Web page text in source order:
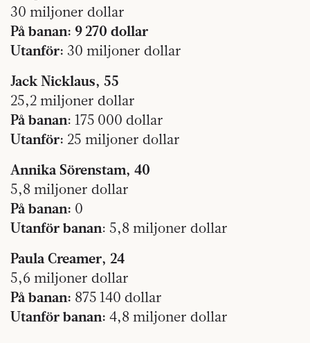
30 miljoner dollar
På banan: 9 270 dollar
Utanför: 30 miljoner dollar
Jack Nicklaus, 55
25,2 miljoner dollar
På banan: 175 000 dollar
Utanför: 25 miljoner dollar
Annika Sörenstam, 40
5,8 miljoner dollar
På banan: 0
Utanför banan: 5,8 miljoner dollar
Paula Creamer, 24
5,6 miljoner dollar
På banan: 875 140 dollar
Utanför banan: 4,8 miljoner dollar